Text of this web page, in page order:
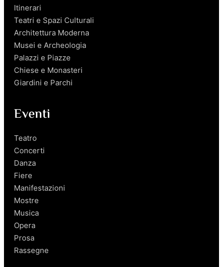
Itinerari
Teatri e Spazi Culturali
Architettura Moderna
Musei e Archeologia
Palazzi e Piazze
Chiese e Monasteri
Giardini e Parchi
Eventi
Teatro
Concerti
Danza
Fiere
Manifestazioni
Mostre
Musica
Opera
Prosa
Rassegne